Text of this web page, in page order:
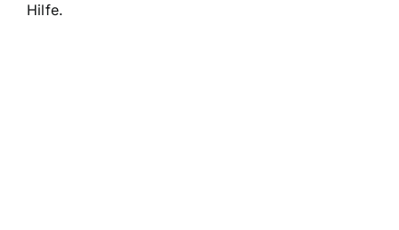
Hilfe.